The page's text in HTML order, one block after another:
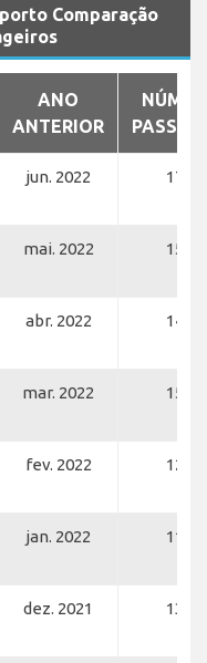
Comparação
ANO
ANTERIOR
jun. 2022
mai. 2022
abr. 2022
mar. 2022
fev. 2022
jan. 2022
dez. 2021